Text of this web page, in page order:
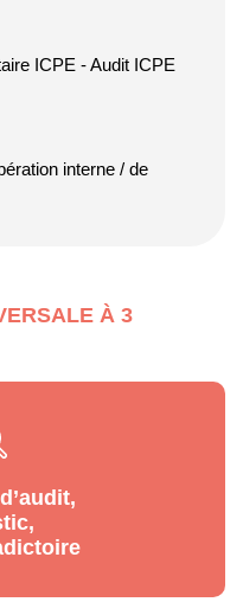
ICPE - Audit ICPE
interne / de
À 3